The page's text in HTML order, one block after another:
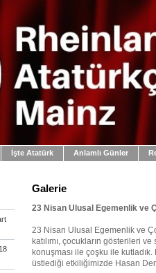
İşte Atatürk Anlamlı Günler
Galerie
23 Nisan Ulusal Egemenlik ve
23 Nisan Ulusal Egemenlik ve
katılımı, çocukların gösterileri
konuşması ile çoşku ile
üstlediği etkiliğimizde Hasan